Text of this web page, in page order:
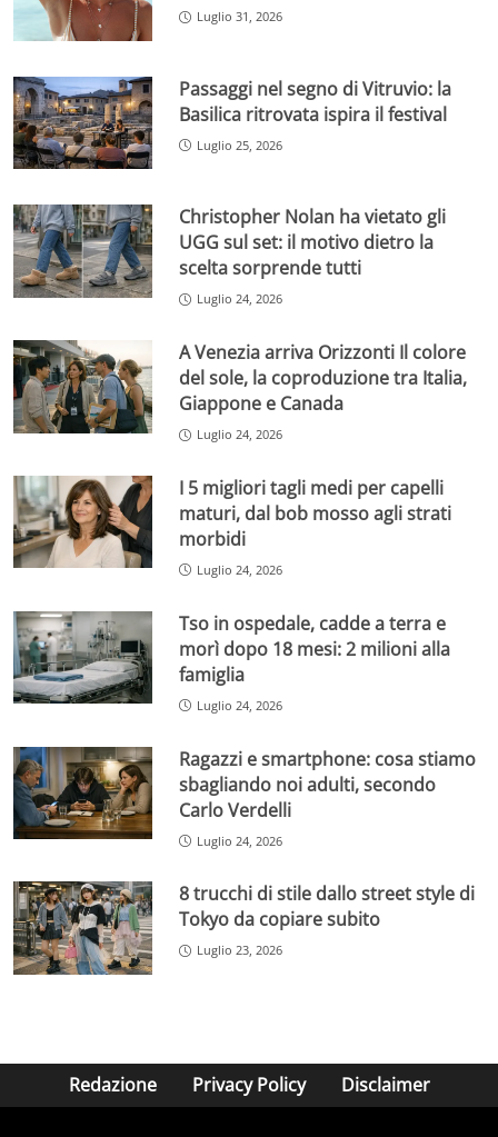
Luglio 31, 2026
Passaggi nel segno di Vitruvio: la
Basilica ritrovata ispira il festival
Luglio 25, 2026
Christopher Nolan ha vietato gli
UGG sul set: il motivo dietro la
scelta sorprende tutti
Luglio 24, 2026
A Venezia arriva Orizzonti Il colore
del sole, la coproduzione tra Italia,
Giappone e Canada
Luglio 24, 2026
I 5 migliori tagli medi per capelli
maturi, dal bob mosso agli strati
morbidi
Luglio 24, 2026
Tso in ospedale, cadde a terra e
morì dopo 18 mesi: 2 milioni alla
famiglia
Luglio 24, 2026
Ragazzi e smartphone: cosa stiamo
sbagliando noi adulti, secondo
Carlo Verdelli
Luglio 24, 2026
8 trucchi di stile dallo street style di
Tokyo da copiare subito
Luglio 23, 2026
Redazione Privacy Policy Disclaimer